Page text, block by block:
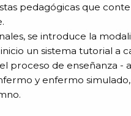
pedagógicas que
se introduce la
un sistema tutorial a
proceso de enseñanza -
y enfermo